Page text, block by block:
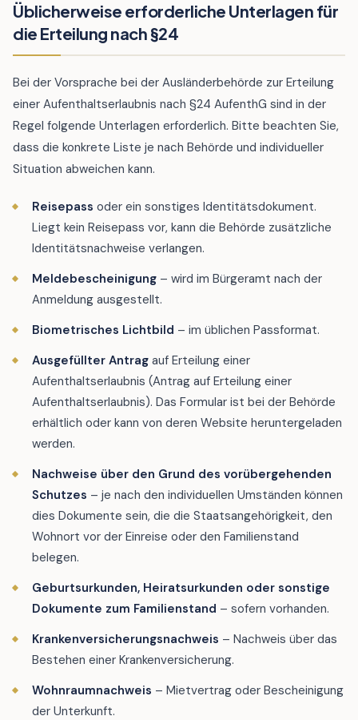
Üblicherweise erforderliche Unterlagen für
die Erteilung nach §24
Bei der Vorsprache bei der Ausländerbehörde zur Erteilung
einer Aufenthaltserlaubnis nach §24 AufenthG sind in der
Regel folgende Unterlagen erforderlich. Bitte beachten Sie,
dass die konkrete Liste je nach Behörde und individueller
Situation abweichen kann.
Reisepass oder ein sonstiges Identitätsdokument.
Liegt kein Reisepass vor, kann die Behörde zusätzliche
Identitätsnachweise verlangen.
Meldebescheinigung – wird im Bürgeramt nach der
Anmeldung ausgestellt.
Biometrisches Lichtbild – im üblichen Passformat.
Ausgefüllter Antrag auf Erteilung einer
Aufenthaltserlaubnis (Antrag auf Erteilung einer
Aufenthaltserlaubnis). Das Formular ist bei der Behörde
erhältlich oder kann von deren Website heruntergeladen
werden.
Nachweise über den Grund des vorübergehenden
Schutzes – je nach den individuellen Umständen können
dies Dokumente sein, die die Staatsangehörigkeit, den
Wohnort vor der Einreise oder den Familienstand
belegen.
Geburtsurkunden, Heiratsurkunden oder sonstige
Dokumente zum Familienstand – sofern vorhanden.
Krankenversicherungsnachweis – Nachweis über das
Bestehen einer Krankenversicherung.
Wohnraumnachweis – Mietvertrag oder Bescheinigung
der Unterkunft.